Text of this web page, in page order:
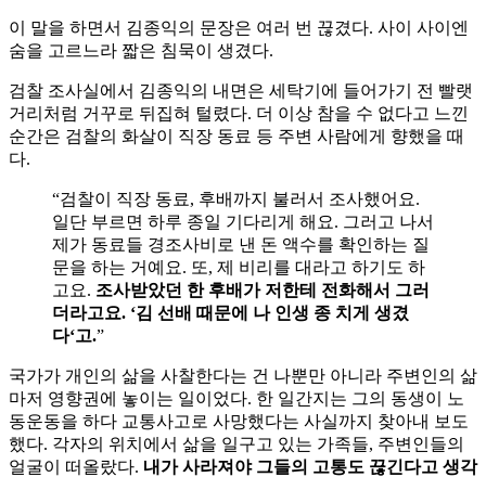
이 말을 하면서 김종익의 문장은 여러 번 끊겼다. 사이 사이엔
숨을 고르느라 짧은 침묵이 생겼다.
검찰 조사실에서 김종익의 내면은 세탁기에 들어가기 전 빨랫
거리처럼 거꾸로 뒤집혀 털렸다. 더 이상 참을 수 없다고 느낀
순간은 검찰의 화살이 직장 동료 등 주변 사람에게 향했을 때
다.
“검찰이 직장 동료, 후배까지 불러서 조사했어요.
일단 부르면 하루 종일 기다리게 해요. 그러고 나서
제가 동료들 경조사비로 낸 돈 액수를 확인하는 질
문을 하는 거예요. 또, 제 비리를 대라고 하기도 하
고요. 조사받았던 한 후배가 저한테 전화해서 그러
더라고요. ‘김 선배 때문에 나 인생 종 치게 생겼
다‘고.”
국가가 개인의 삶을 사찰한다는 건 나뿐만 아니라 주변인의 삶
마저 영향권에 놓이는 일이었다. 한 일간지는 그의 동생이 노
동운동을 하다 교통사고로 사망했다는 사실까지 찾아내 보도
했다. 각자의 위치에서 삶을 일구고 있는 가족들, 주변인들의
얼굴이 떠올랐다. 내가 사라져야 그들의 고통도 끊긴다고 생각